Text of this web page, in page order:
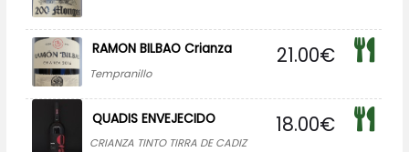
RAMON BILBAO Crianza
Tempranillo
21.00€
QUADIS ENVEJECIDO
CRIANZA TINTO TIRRA DE CADIZ
18.00€